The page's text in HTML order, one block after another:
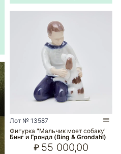
Лот № 13587
Фигурка "Мальчик моет собаку"
Бинг и Грондл (Bing & Grondahl)
₽ 55 000,00